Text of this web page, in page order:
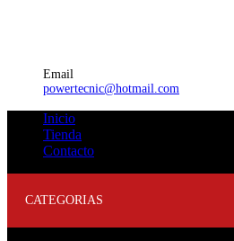
Email
powertecnic@hotmail.com
Inicio
Tienda
Contacto
CATEGORIAS